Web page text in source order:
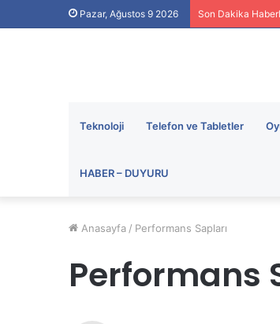
Pazar, Ağustos 9 2026 Son Dakika
Teknoloji Telefon ve Tabletler
HABER – DUYURU
Anasayfa / Performans Sapları
Performans